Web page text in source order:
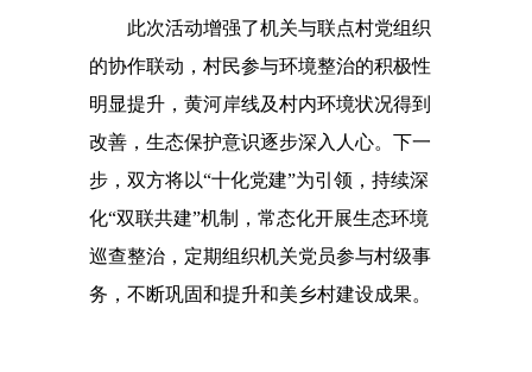
此次活动增强了机关与联点村党组织
的协作联动，村民参与环境整治的积极性
明显提升，黄河岸线及村内环境状况得到
改善，生态保护意识逐步深入人心。下一
步，双方将以“十化党建”为引领，持续深
化“双联共建”机制，常态化开展生态环境
巡查整治，定期组织机关党员参与村级事
务，不断巩固和提升和美乡村建设成果。